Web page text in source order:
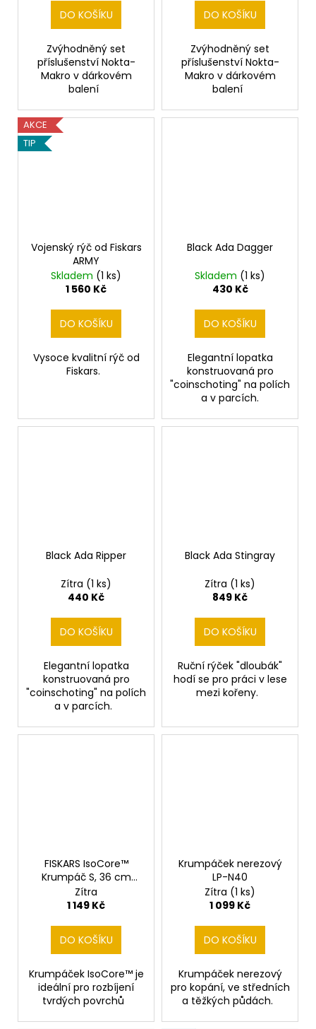
DO KOŠÍKU
Zvýhodněný set
příslušenství Nokta-
Makro v dárkovém
balení
DO KOŠÍKU
Zvýhodněný set
příslušenství Nokta-
Makro v dárkovém
balení
AKCE
TIP
Vojenský rýč od Fiskars
ARMY
Skladem (1 ks)
1 560 Kč
DO KOŠÍKU
Vysoce kvalitní rýč od
Fiskars.
Black Ada Dagger
Skladem (1 ks)
430 Kč
DO KOŠÍKU
Elegantní lopatka
konstruovaná pro
"coinschoting" na polích
a v parcích.
Black Ada Ripper
Zítra (1 ks)
440 Kč
DO KOŠÍKU
Elegantní lopatka
konstruovaná pro
"coinschoting" na polích
a v parcích.
Black Ada Stingray
Zítra (1 ks)
849 Kč
DO KOŠÍKU
Ruční rýček "dloubák"
hodí se pro práci v lese
mezi kořeny.
FISKARS IsoCore™
Krumpáč S, 36 cm
1062937
Zítra
1 149 Kč
DO KOŠÍKU
Krumpáček IsoCore™ je
ideální pro rozbíjení
tvrdých povrchů
Krumpáček nerezový
LP-N40
Zítra (1 ks)
1 099 Kč
DO KOŠÍKU
Krumpáček nerezový
pro kopání, ve středních
a těžkých půdách.